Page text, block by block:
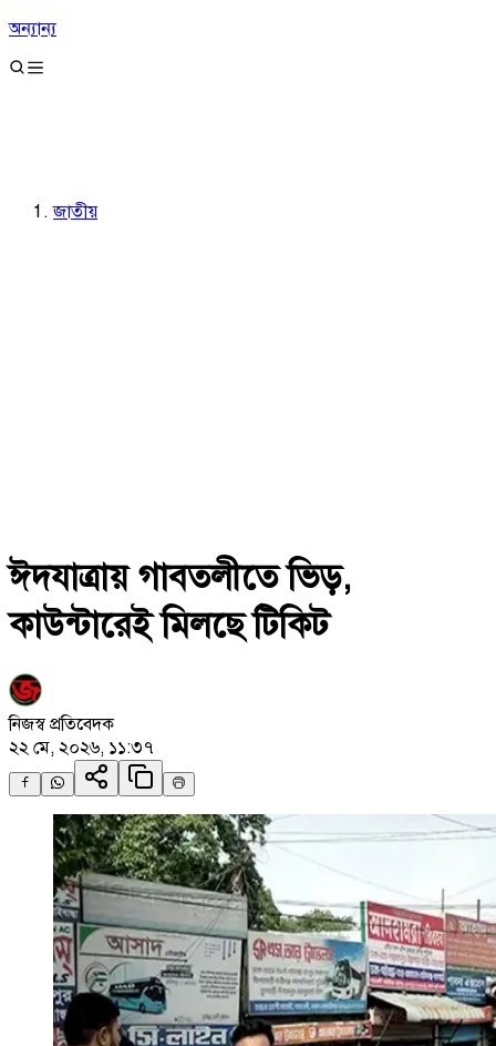
অন্যান্য
জাতীয়
ঈদযাত্রায় গাবতলীতে ভিড়,
কাউন্টারেই মিলছে টিকিট
নিজস্ব প্রতিবেদক
২২ মে, ২০২৬, ১১:৩৭